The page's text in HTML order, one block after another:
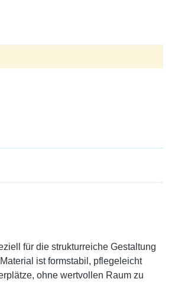
für die strukturreiche Gestaltung
ist formstabil, pflegeleicht
ohne wertvollen Raum zu